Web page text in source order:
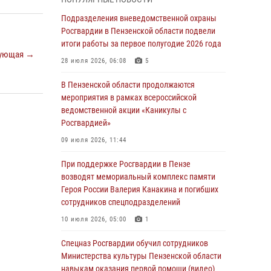
→
с вооружением и техникой Росгвардии
05 августа 2026, 06:15 6
В Пензе сотрудники Росгвардии оказали
помощь дезориентированному пенсионеру
В Пензе при силовой поддержке Росгвардии
пресечена деятельность ОПГ,
маскировавшейся под реабилитационный
центр (видео)
В Управлении Росгвардии по Пензенской
области подвели итоги работы за первое
полугодие 2026 года
04 августа 2026, 06:08
Росгвардия обеспечила безопасность
праздничных мероприятий в День ВДВ в
Подразделения вневедомственной охраны
Росгвардии в Пензенской области подвели
итоги работы за первое полугодие 2026 года
28 июля 2026, 06:08 5
В Пензенской области продолжаются
мероприятия в рамках всероссийской
ведомственной акции «Каникулы с
Росгвардией»
09 июля 2026, 11:44
При поддержке Росгвардии в Пензе
возводят мемориальный комплекс памяти
Героя России Валерия Канакина и погибших
сотрудников спецподразделений
10 июля 2026, 05:00 1
Спецназ Росгвардии обучил сотрудников
Министерства культуры Пензенской области
навыкам оказания первой помощи (видео)